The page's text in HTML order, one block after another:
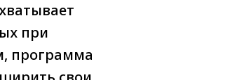
при
программа